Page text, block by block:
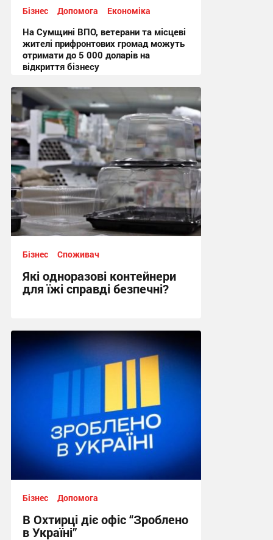
Бізнес Допомога Економіка
На Сумщині ВПО, ветерани та місцеві
жителі прифронтових громад можуть
отримати до 5 000 доларів на
відкриття бізнесу
16:00, 19.06.2026
Бізнес Споживач
Які одноразові контейнери
для їжі справді безпечні?
14:30, 17.06.2026
Бізнес Допомога
В Охтирці діє офіс “Зроблено
в Україні”